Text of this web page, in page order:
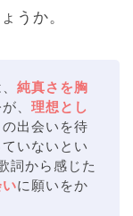
うか。
純真さを胸
、 理想とし
出会いを待
いないとい
詞から感じた
に願いをか